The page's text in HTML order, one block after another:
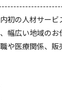
初の人材サービ
幅広い地域のお
や医療関係、